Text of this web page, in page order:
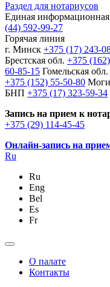
Раздел для нотариусов
Единая
(44) 592-99-27
Горячая линия
г. Минск +375 (17) 243-
Брестская обл. +375
60-85-15 Гомельская обл.
+375 (152) 55-50-80
БНП +375 (17) 323-59-34
Запись на прием к
+375 (29) 114-45-45
Онлайн-запись на
Ru
Ru
Eng
Bel
Es
Fr
О палате
Контакты